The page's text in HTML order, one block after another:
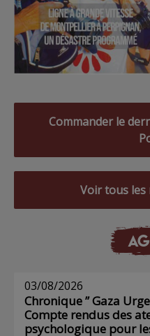
Commander le
Voir tous
03/08/2026
Chronique ” Gaza
Compte rendus des
psychologique pour